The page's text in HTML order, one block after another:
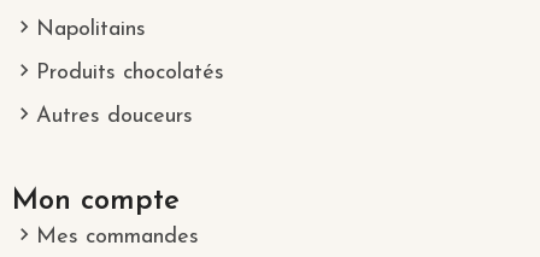
Napolitains
Produits chocolatés
Autres douceurs
Mon compte
Mes commandes